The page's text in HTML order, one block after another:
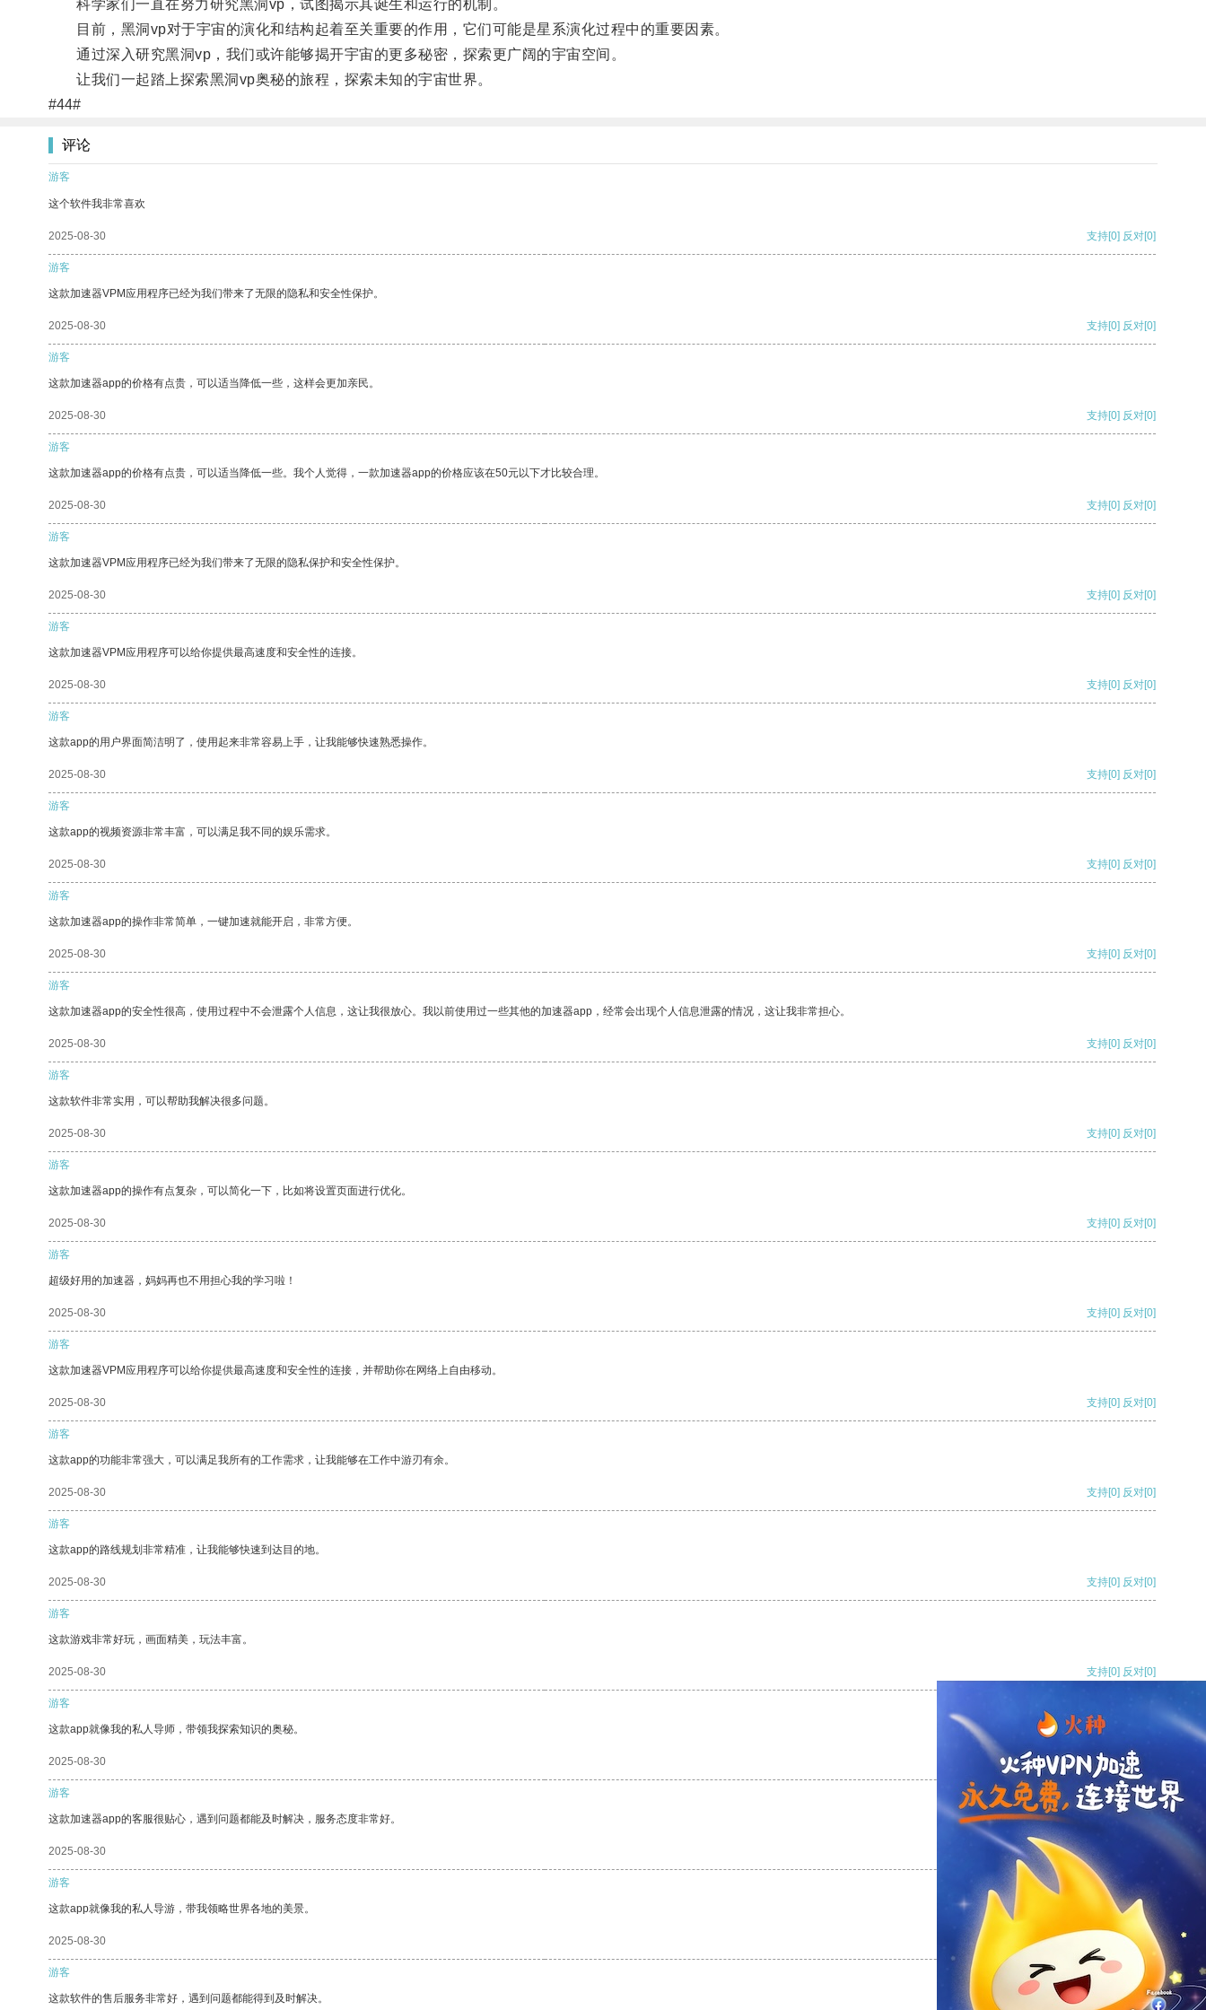
科学家们一直在努力研究黑洞vp，试图揭示其诞生和运行的机制。
目前，黑洞vp对于宇宙的演化和结构起着至关重要的作用，它们可能是星系演化过程中的重要因素。
通过深入研究黑洞vp，我们或许能够揭开宇宙的更多秘密，探索更广阔的宇宙空间。
让我们一起踏上探索黑洞vp奥秘的旅程，探索未知的宇宙世界。
#44#
评论
游客
这个软件我非常喜欢
2025-08-30 支持[0] 反对[0]
游客
这款加速器VPM应用程序已经为我们带来了无限的隐私和安全性保护。
2025-08-30 支持[0] 反对[0]
游客
这款加速器app的价格有点贵，可以适当降低一些，这样会更加亲民。
2025-08-30 支持[0] 反对[0]
游客
这款加速器app的价格有点贵，可以适当降低一些。我个人觉得，一款加速器app的价格应该在50元以下才比较合理。
2025-08-30 支持[0] 反对[0]
游客
这款加速器VPM应用程序已经为我们带来了无限的隐私保护和安全性保护。
2025-08-30 支持[0] 反对[0]
游客
这款加速器VPM应用程序可以给你提供最高速度和安全性的连接。
2025-08-30 支持[0] 反对[0]
游客
这款app的用户界面简洁明了，使用起来非常容易上手，让我能够快速熟悉操作。
2025-08-30 支持[0] 反对[0]
游客
这款app的视频资源非常丰富，可以满足我不同的娱乐需求。
2025-08-30 支持[0] 反对[0]
游客
这款加速器app的操作非常简单，一键加速就能开启，非常方便。
2025-08-30 支持[0] 反对[0]
游客
这款加速器app的安全性很高，使用过程中不会泄露个人信息，这让我很放心。我以前使用过一些其他的加速器app，经常会出现个人信息泄露的情况，这让我非常担心。
2025-08-30 支持[0] 反对[0]
游客
这款软件非常实用，可以帮助我解决很多问题。
2025-08-30 支持[0] 反对[0]
游客
这款加速器app的操作有点复杂，可以简化一下，比如将设置页面进行优化。
2025-08-30 支持[0] 反对[0]
游客
超级好用的加速器，妈妈再也不用担心我的学习啦！
2025-08-30 支持[0] 反对[0]
游客
这款加速器VPM应用程序可以给你提供最高速度和安全性的连接，并帮助你在网络上自由移动。
2025-08-30 支持[0] 反对[0]
游客
这款app的功能非常强大，可以满足我所有的工作需求，让我能够在工作中游刃有余。
2025-08-30 支持[0] 反对[0]
游客
这款app的路线规划非常精准，让我能够快速到达目的地。
2025-08-30 支持[0] 反对[0]
游客
这款游戏非常好玩，画面精美，玩法丰富。
2025-08-30 支持[0] 反对[0]
游客
这款app就像我的私人导师，带领我探索知识的奥秘。
2025-08-30 支持[0] 反对
游客
这款加速器app的客服很贴心，遇到问题都能及时解决，服务态度非常好。
2025-08-30 支持
游客
这款app就像我的私人导游，带我领略世界各地的美景。
2025-08-30 反对 [0]
游客
这款软件的售后服务非常好，遇到问题都能得到及时解决。